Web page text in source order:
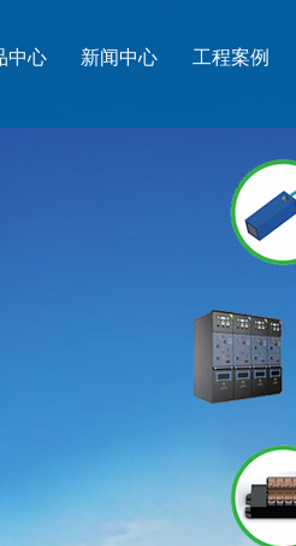
中心 新闻中心 工程案例